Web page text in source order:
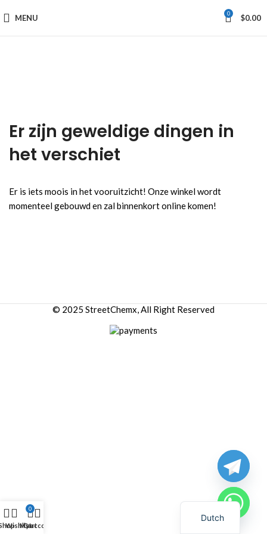
MENU 0 $0.00
Er zijn geweldige dingen in
het verschiet
Er is iets moois in het vooruitzicht! Onze winkel wordt
momenteel gebouwd en zal binnenkort online komen!
© 2025 StreetChemx, All Right Reserved
Wishlist
0
Cart
My account
Dutch